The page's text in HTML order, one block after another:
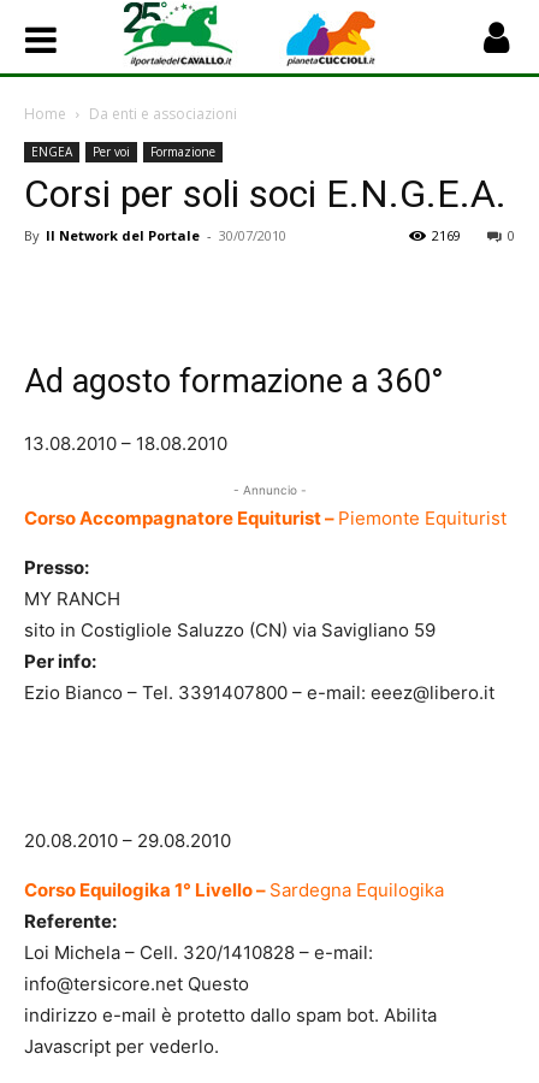
Home Da enti e associazioni
ENGEA Per voi Formazione
Corsi per soli soci E.N.G.E.A.
By Il Network del Portale - 30/07/2010 0
2169
Ad agosto formazione a 360°
13.08.2010 – 18.08.2010
- Annuncio -
Corso Accompagnatore Equiturist – Piemonte Equiturist
Presso:
MY RANCH
sito in Costigliole Saluzzo (CN) via Savigliano 59
Per info:
Ezio Bianco – Tel. 3391407800 – e-mail: eeez@libero.it
20.08.2010 – 29.08.2010
Corso Equilogika 1° Livello – Sardegna Equilogika
Referente:
Loi Michela – Cell. 320/1410828 – e-mail:
info@tersicore.net Questo
indirizzo e-mail è protetto dallo spam bot. Abilita
Javascript per vederlo.